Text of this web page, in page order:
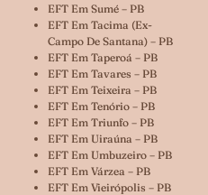
EFT Em Sumé – PB
EFT Em Tacima (ex-
Campo De Santana) – PB
EFT Em Taperoá – PB
EFT Em Tavares – PB
EFT Em Teixeira – PB
EFT Em Tenório – PB
EFT Em Triunfo – PB
EFT Em Uiraúna – PB
EFT Em Umbuzeiro – PB
EFT Em Várzea – PB
EFT Em Vieirópolis – PB